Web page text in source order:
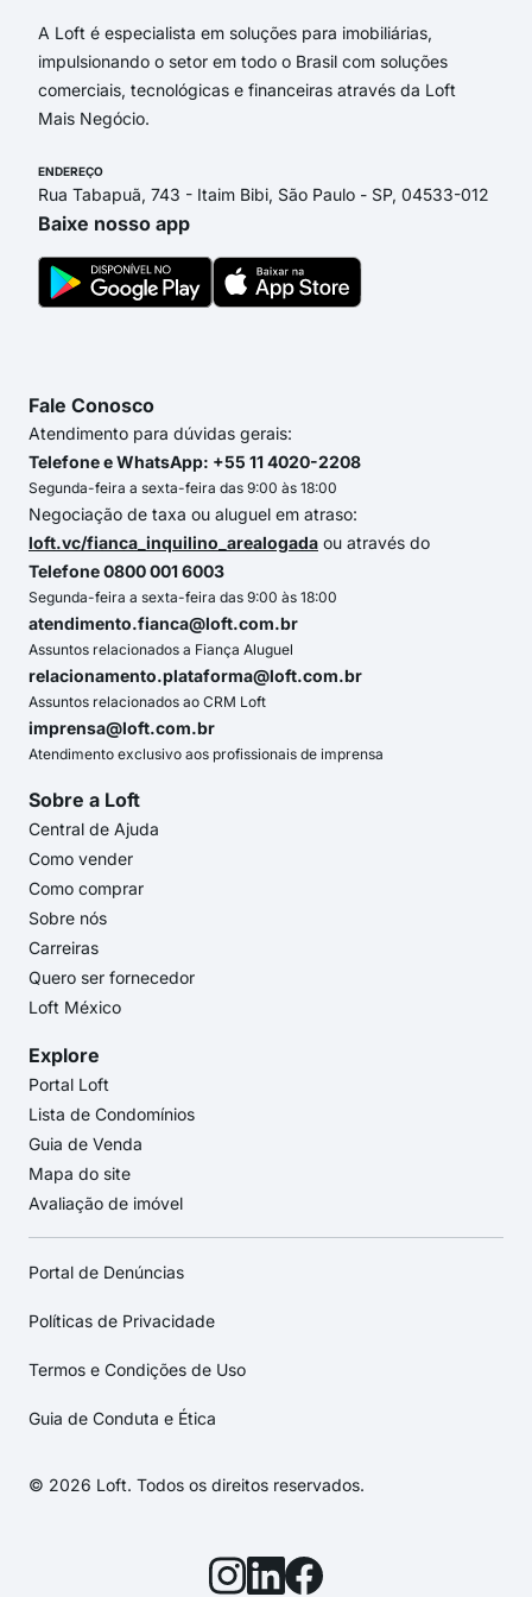
A Loft é especialista em soluções para imobiliárias,
impulsionando o setor em todo o Brasil com soluções
comerciais, tecnológicas e financeiras através da Loft
Mais Negócio.
ENDEREÇO
Rua Tabapuã, 743 - Itaim Bibi, São Paulo - SP, 04533-012
Baixe nosso app
Fale Conosco
Atendimento para dúvidas gerais:
Telefone e WhatsApp: +55 11 4020-2208
Segunda-feira a sexta-feira das 9:00 às 18:00
Negociação de taxa ou aluguel em atraso:
loft.vc/fianca_inquilino_arealogada ou através do
Telefone 0800 001 6003
Segunda-feira a sexta-feira das 9:00 às 18:00
atendimento.fianca@loft.com.br
Assuntos relacionados a Fiança Aluguel
relacionamento.plataforma@loft.com.br
Assuntos relacionados ao CRM Loft
imprensa@loft.com.br
Atendimento exclusivo aos profissionais de imprensa
Sobre a Loft
Central de Ajuda
Como vender
Como comprar
Sobre nós
Carreiras
Quero ser fornecedor
Loft México
Explore
Portal Loft
Lista de Condomínios
Guia de Venda
Mapa do site
Avaliação de imóvel
Portal de Denúncias
Políticas de Privacidade
Termos e Condições de Uso
Guia de Conduta e Ética
© 2026 Loft. Todos os direitos reservados.